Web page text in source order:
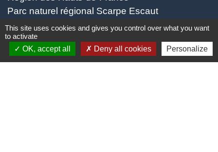
Parc naturel régional Scarpe Escaut
Coeur d'Ostrevent Agglo (COA)
Jumelage
This site uses cookies and gives you control over what you want
to activate
OK, accept all
Deny all cookies Personalize